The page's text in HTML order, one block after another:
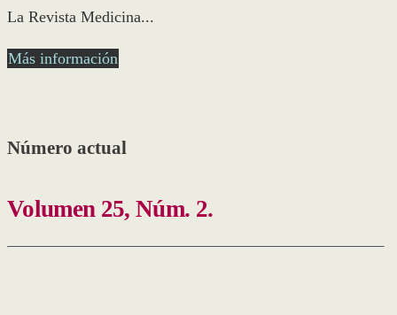
La Revista Medicina...
Más información
Número actual
Volumen 25, Núm. 2.